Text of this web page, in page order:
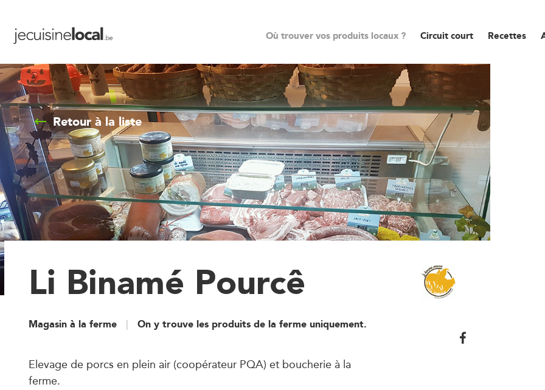
Où trouver vos produits locaux ? Circuit court Recettes
Retour à la liste
Li Binamé Pourcê
Magasin à la ferme On y trouve les produits de la ferme uniquement.
Elevage de porcs en plein air (coopérateur PQA) et boucherie à la
ferme.